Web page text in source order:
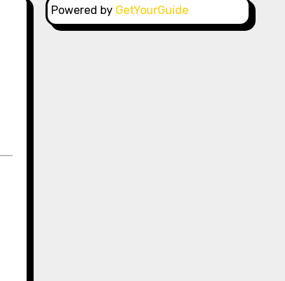
Powered by GetYourGuide